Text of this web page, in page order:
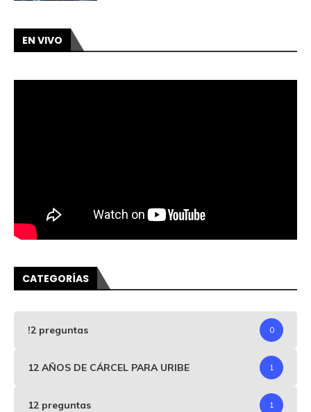
EN VIVO
CATEGORÍAS
!2 preguntas 0
12 AÑOS DE CÁRCEL PARA URIBE 1
12 preguntas 1